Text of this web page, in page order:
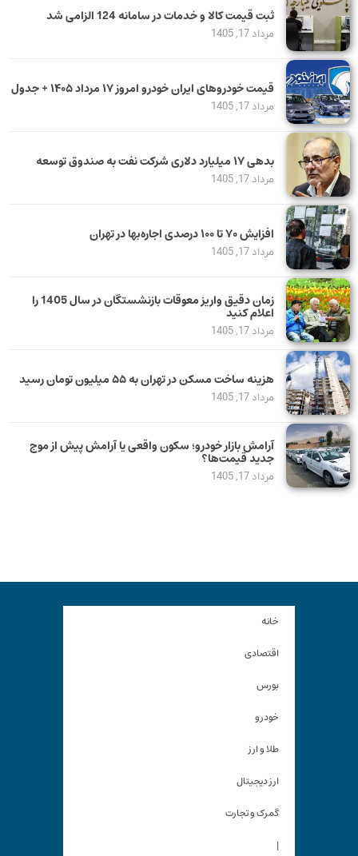
ثبت قیمت کالا و خدمات در سامانه 124 الزامی شد
مرداد 17, 1405
قیمت خودرو‌های ایران خودرو امروز ۱۷ مرداد ۱۴۰۵ + جدول
مرداد 17, 1405
بدهی ١٧ میلیارد دلاری شرکت نفت به صندوق توسعه
مرداد 17, 1405
افزایش ۷۰ تا ۱۰۰ درصدی اجاره‌بها در تهران
مرداد 17, 1405
زمان دقیق واریز معوقات بازنشستگان در سال 1405 را
اعلام کنید
مرداد 17, 1405
هزینه ساخت مسکن در تهران به ۵۵ میلیون تومان رسید
مرداد 17, 1405
آرامش بازار خودرو؛ سکون واقعی یا آرامش پیش از موج
جدید قیمت‌ها؟
مرداد 17, 1405
خانه
اقتصادی
بورس
خودرو
طلا و ارز
ارز دیجیتال
گمرک و تجارت
|